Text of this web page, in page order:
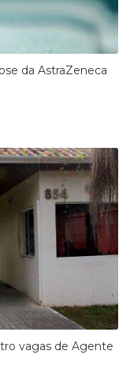
da AstraZeneca
vagas de Agente